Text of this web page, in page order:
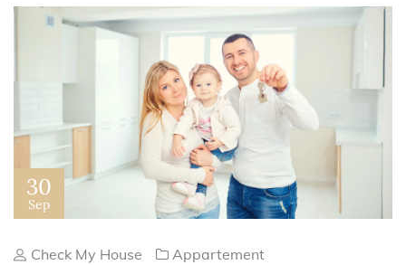
30
Sep
Check My House Appartement